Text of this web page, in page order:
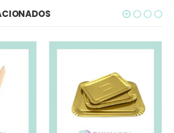
DISCOS BLANCOS (x